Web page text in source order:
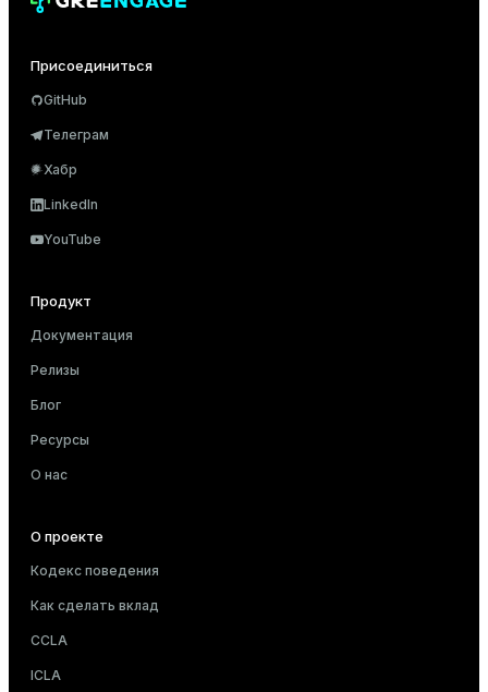
Присоединиться
GitHub
Телеграм
Хабр
LinkedIn
YouTube
Продукт
Документация
Релизы
Блог
Ресурсы
О нас
О проекте
Кодекс поведения
Как сделать вклад
CCLA
ICLA